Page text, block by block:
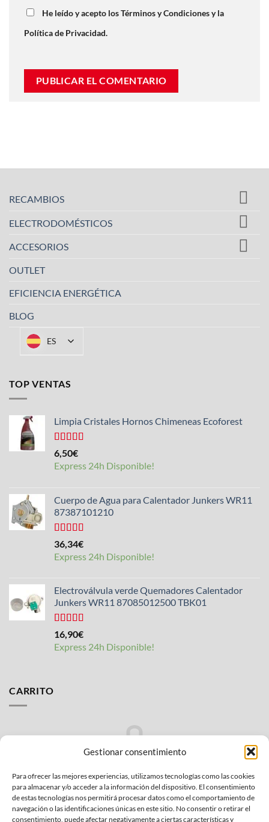
Gestionar consentimiento
Para ofrecer las mejores experiencias, utilizamos tecnologías como las cookies
para almacenar y/o acceder a la información del dispositivo. El consentimiento
de estas tecnologías nos permitirá procesar datos como el comportamiento de
navegación o las identificaciones únicas en este sitio. No consentir o retirar el
consentimiento, puede afectar negativamente a ciertas características y
He leído y acepto los Términos y Condiciones y la
Política de Privacidad.
RECAMBIOS
ELECTRODOMÉSTICOS
ACCESORIOS
OUTLET
EFICIENCIA ENERGÉTICA
BLOG
ES
TOP VENTAS
Limpia Cristales Hornos Chimeneas Ecoforest
Valorado
con
de 5
6,50€
Express 24h Disponible!
Cuerpo de Agua para Calentador Junkers WR11
87387101210
Valorado
con
de 5
36,34€
Express 24h Disponible!
Electroválvula verde Quemadores Calentador
Junkers WR11 87085012500 TBK01
Valorado
con
de 5
16,90€
Express 24h Disponible!
CARRITO
No hay productos en el carrito.
VOLVER A LA TIENDA